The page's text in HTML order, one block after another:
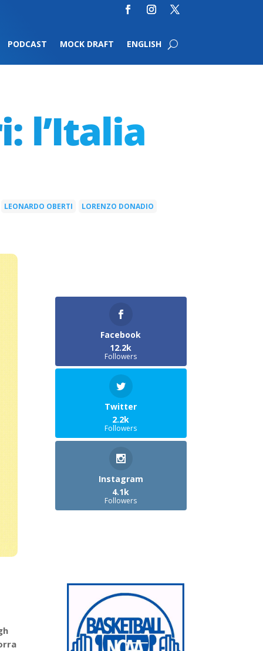
PODCAST MOCK DRAFT ENGLISH
l’Italia
LEONARDO OBERTI LORENZO DONADIO
Facebook
12.2k
Followers
Twitter
2.2k
Followers
Instagram
4.1k
Followers